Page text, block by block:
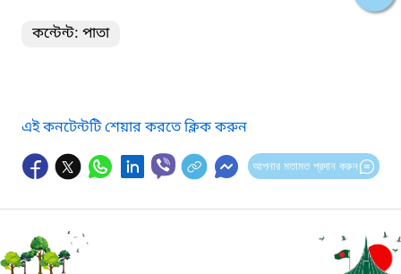
কন্টেন্ট: পাতা
এই কনটেন্টটি শেয়ার করতে ক্লিক করুন
আপনার মতামত প্রদান করুন